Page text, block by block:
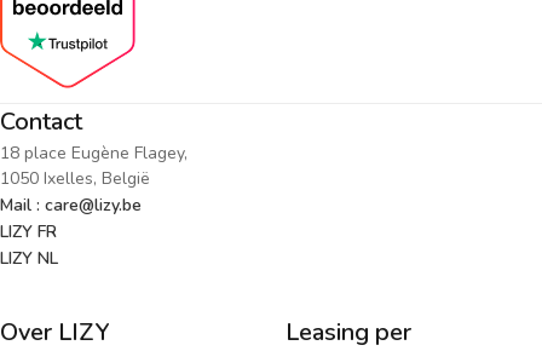
Contact
18 place Eugène Flagey,
1050 Ixelles, België
Mail : care@lizy.be
LIZY FR
LIZY NL
Over LIZY
Leasing per